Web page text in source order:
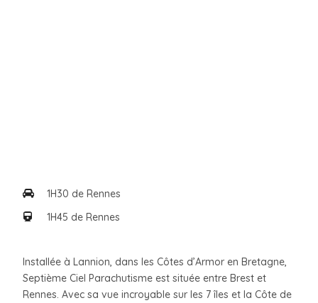
1H30 de Rennes
1H45 de Rennes
Installée à Lannion, dans les Côtes d’Armor en Bretagne,
Septième Ciel Parachutisme est située entre Brest et
Rennes. Avec sa vue incroyable sur les 7 îles et la Côte de